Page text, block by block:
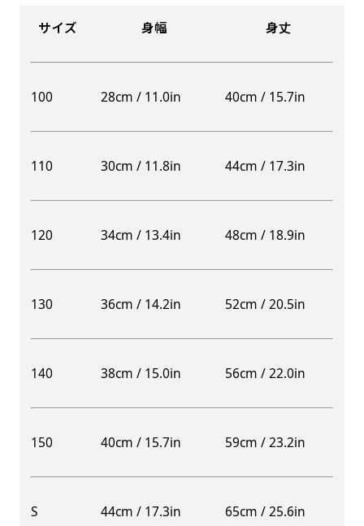
サイズ 身幅 身丈
100 28cm / 11.0in 40cm / 15.7in
110 30cm / 11.8in 44cm / 17.3in
120 34cm / 13.4in 48cm / 18.9in
130 36cm / 14.2in 52cm / 20.5in
140 38cm / 15.0in 56cm / 22.0in
150 40cm / 15.7in 59cm / 23.2in
S 44cm / 17.3in 65cm / 25.6in